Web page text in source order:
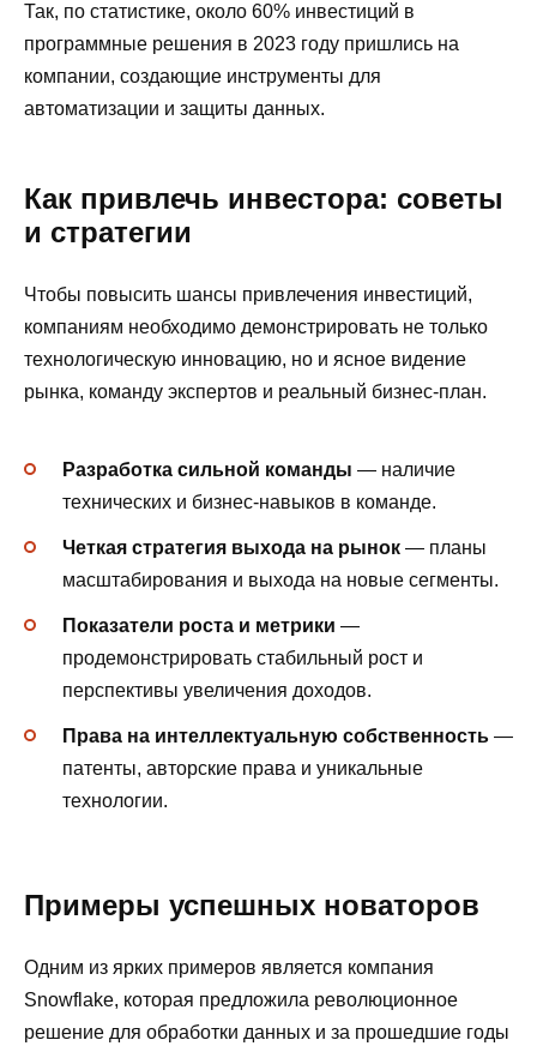
Так, по статистике, около 60% инвестиций в
программные решения в 2023 году пришлись на
компании, создающие инструменты для
автоматизации и защиты данных.
Как привлечь инвестора: советы
и стратегии
Чтобы повысить шансы привлечения инвестиций,
компаниям необходимо демонстрировать не только
технологическую инновацию, но и ясное видение
рынка, команду экспертов и реальный бизнес-план.
Разработка сильной команды — наличие
технических и бизнес-навыков в команде.
Четкая стратегия выхода на рынок — планы
масштабирования и выхода на новые сегменты.
Показатели ростa и метрики —
продемонстрировать стабильный рост и
перспективы увеличения доходов.
Права на интеллектуальную собственность —
патенты, авторские права и уникальные
технологии.
Примеры успешных новаторов
Одним из ярких примеров является компания
Snowflake, которая предложила революционное
решение для обработки данных и за прошедшие годы